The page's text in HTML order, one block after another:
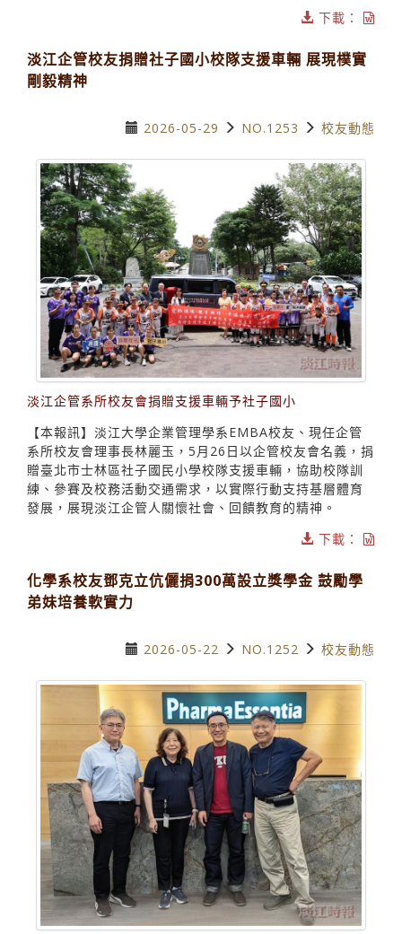
下載：
淡江企管校友捐贈社子國小校隊支援車輛 展現樸實
剛毅精神
2026-05-29 NO.1253 校友動態
淡江企管系所校友會捐贈支援車輛予社子國小
【本報訊】淡江大學企業管理學系EMBA校友、現任企管
系所校友會理事長林麗玉，5月26日以企管校友會名義，捐
贈臺北市士林區社子國民小學校隊支援車輛，協助校隊訓
練、參賽及校務活動交通需求，以實際行動支持基層體育
發展，展現淡江企管人關懷社會、回饋教育的精神。
下載：
化學系校友鄧克立伉儷捐300萬設立獎學金 鼓勵學
弟妹培養軟實力
2026-05-22 NO.1252 校友動態